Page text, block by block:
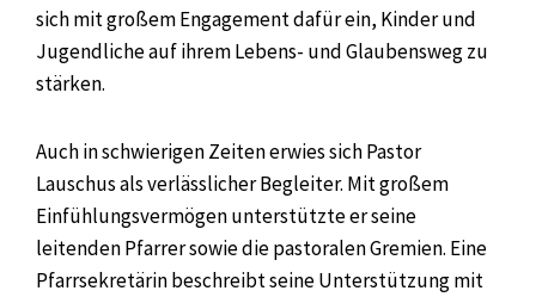
sich mit großem Engagement dafür ein, Kinder und
Jugendliche auf ihrem Lebens- und Glaubensweg zu
stärken.
Auch in schwierigen Zeiten erwies sich Pastor
Lauschus als verlässlicher Begleiter. Mit großem
Einfühlungsvermögen unterstützte er seine
leitenden Pfarrer sowie die pastoralen Gremien. Eine
Pfarrsekretärin beschreibt seine Unterstützung mit